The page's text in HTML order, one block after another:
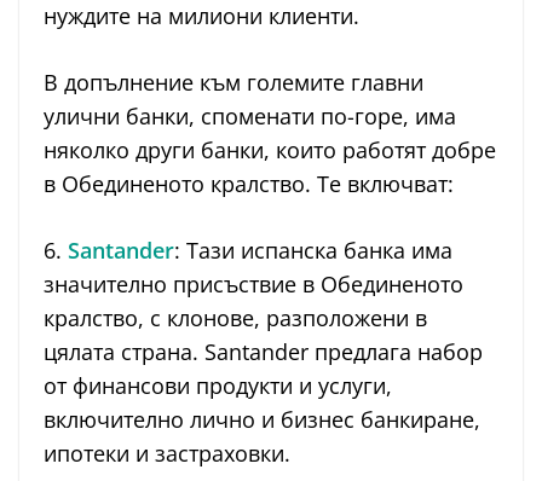
нуждите на милиони клиенти.
В допълнение към големите главни
улични банки, споменати по-горе, има
няколко други банки, които работят добре
в Обединеното кралство. Те включват:
6. Santander: Тази испанска банка има
значително присъствие в Обединеното
кралство, с клонове, разположени в
цялата страна. Santander предлага набор
от финансови продукти и услуги,
включително лично и бизнес банкиране,
ипотеки и застраховки.